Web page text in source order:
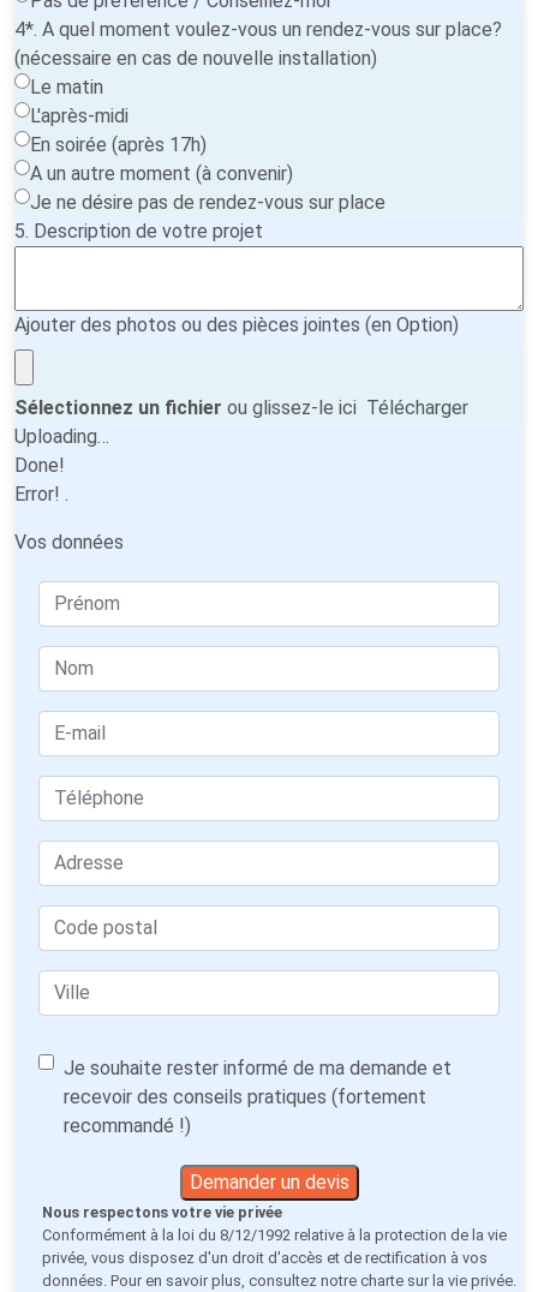
4*. A quel moment voulez-vous un rendez-vous sur place?
(nécessaire en cas de nouvelle installation)
Le matin
L'après-midi
En soirée (après 17h)
A un autre moment (à convenir)
Je ne désire pas de rendez-vous sur place
5. Description de votre projet
Ajouter des photos ou des pièces jointes (en Option)
Sélectionnez un fichier ou glissez-le ici Télécharger
Uploading…
Done!
Error! .
Vos données
Je souhaite rester informé de ma demande et
recevoir des conseils pratiques (fortement
recommandé !)
Demander un devis
Nous respectons votre vie privée
Conformément à la loi du 8/12/1992 relative à la protection de la vie
privée, vous disposez d'un droit d'accès et de rectification à vos
données. Pour en savoir plus, consultez notre charte sur la vie privée.